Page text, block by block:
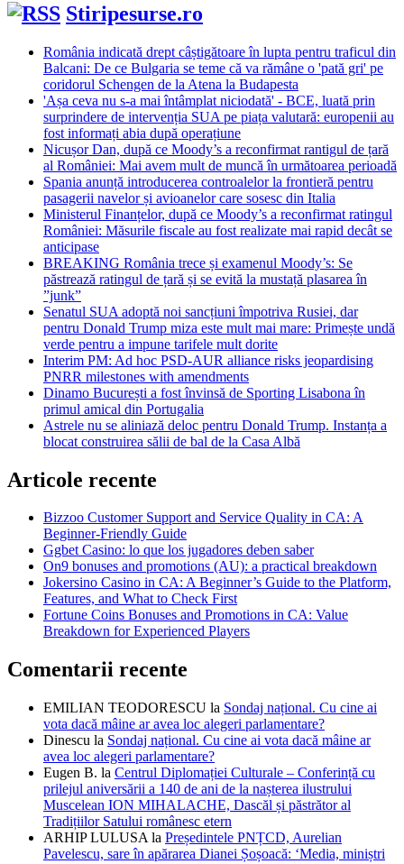
Stiripesurse.ro
România indicată drept câștigătoare în lupta pentru traficul din
Balcani: De ce Bulgaria se teme că va rămâne o 'pată gri' pe
coridorul Schengen de la Atena la Budapesta
'Așa ceva nu s-a mai întâmplat niciodată' - BCE, luată prin
surprindere de intervenția SUA pe piața valutară: europenii au
fost informați abia după operațiune
Nicușor Dan, după ce Moody’s a reconfirmat rantigul de țară
al României: Mai avem mult de muncă în următoarea perioadă
Spania anunță introducerea controalelor la frontieră pentru
pasagerii navelor și avioanelor care sosesc din Italia
Ministerul Finanțelor, după ce Moody’s a reconfirmat ratingul
României: Măsurile fiscale au fost realizate mai rapid decât se
anticipase
BREAKING România trece și examenul Moody’s: Se
păstrează ratingul de țară și se evită la mustață plasarea în
”junk”
Senatul SUA adoptă noi sancțiuni împotriva Rusiei, dar
pentru Donald Trump miza este mult mai mare: Primește undă
verde pentru a impune tarifele mult dorite
Interim PM: Ad hoc PSD-AUR alliance risks jeopardising
PNRR milestones with amendments
Dinamo București a fost învinsă de Sporting Lisabona în
primul amical din Portugalia
Astrele nu se aliniază deloc pentru Donald Trump. Instanța a
blocat construirea sălii de bal de la Casa Albă
Articole recente
Bizzoo Customer Support and Service Quality in CA: A
Beginner-Friendly Guide
Ggbet Casino: lo que los jugadores deben saber
On9 bonuses and promotions (AU): a practical breakdown
Jokersino Casino in CA: A Beginner’s Guide to the Platform,
Features, and What to Check First
Fortune Coins Bonuses and Promotions in CA: Value
Breakdown for Experienced Players
Comentarii recente
EMILIAN TEODORESCU la Sondaj național. Cu cine ai
vota dacă mâine ar avea loc alegeri parlamentare?
Dinescu la Sondaj național. Cu cine ai vota dacă mâine ar
avea loc alegeri parlamentare?
Eugen B. la Centrul Diplomației Culturale – Conferință cu
prilejul aniversării a 140 de ani de la nașterea ilustrului
Muscelean ION MIHALACHE, Dascăl și păstrător al
Tradițiilor Satului românesc etern
ARHIP LULUSA la Președintele PNȚCD, Aurelian
Pavelescu, sare în apărarea Dianei Șoșoacă: ‘Media, miniștri